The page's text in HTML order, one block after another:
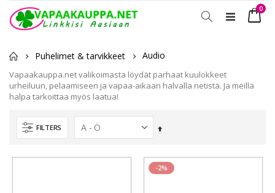
Toggle
0
Puhelimet & tarvikkeet Audio
Vapaakauppa.net valikoimasta löydät parhaat kuulokkeet
urheiluun, pelaamiseen ja vapaa-aikaan halvalla netistä. Ja meillä
halpa tarkoittaa myös laatua!
FILTERS
Laskevassa
-2%